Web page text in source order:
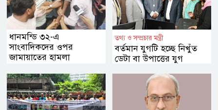
ধানমন্ডি ৩২-এ
সাংবাদিকদের ওপর
জামায়াতের হামলা
তথ্য ও সম্প্রচার মন্ত্রী
বর্তমান যুগটি হচ্ছে নিখুঁত
ডেটা বা উপাত্তের যুগ